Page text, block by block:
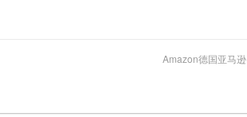
Amazon德国亚马逊